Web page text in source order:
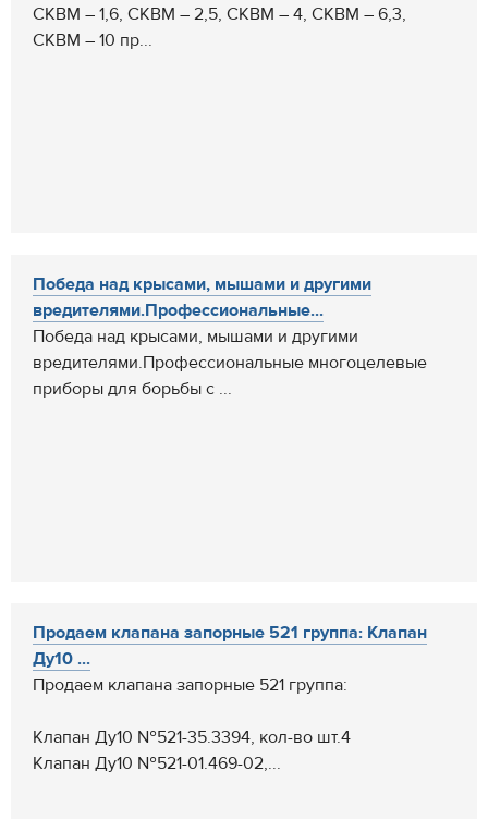
СКВМ – 1,6, СКВМ – 2,5, СКВМ – 4, СКВМ – 6,3,
СКВМ – 10 пр...
Победа над крысами, мышами и другими
вредителями.Профессиональные...
Победа над крысами, мышами и другими
вредителями.Профессиональные многоцелевые
приборы для борьбы с ...
Продаем клапана запорные 521 группа: Клапан
Ду10 ...
Продаем клапана запорные 521 группа:
Клапан Ду10 №521-35.3394, кол-во шт.4
Клапан Ду10 №521-01.469-02,...